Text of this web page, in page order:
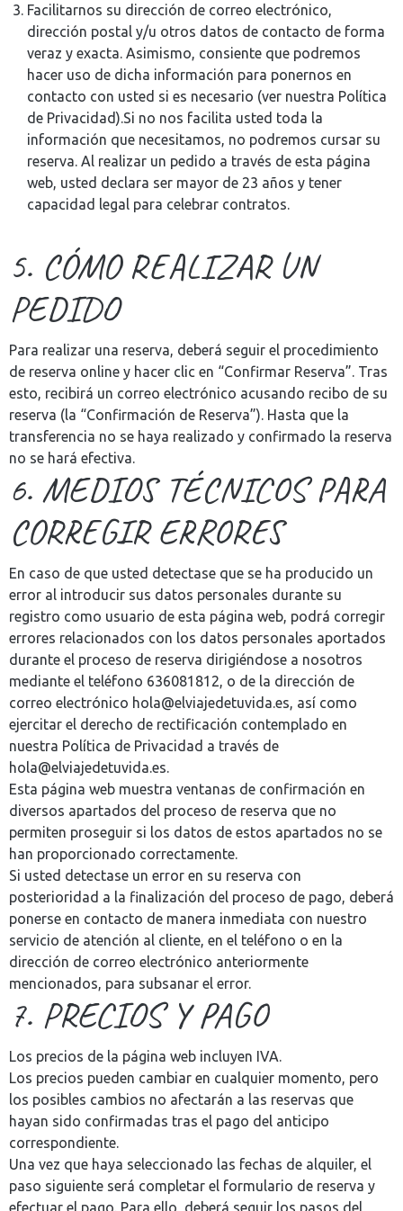
Facilitarnos su dirección de correo electrónico,
dirección postal y/u otros datos de contacto de forma
veraz y exacta. Asimismo, consiente que podremos
hacer uso de dicha información para ponernos en
contacto con usted si es necesario (ver nuestra Política
de Privacidad).Si no nos facilita usted toda la
información que necesitamos, no podremos cursar su
reserva. Al realizar un pedido a través de esta página
web, usted declara ser mayor de 23 años y tener
capacidad legal para celebrar contratos.
5. CÓMO REALIZAR UN
PEDIDO
Para realizar una reserva, deberá seguir el procedimiento
de reserva online y hacer clic en “Confirmar Reserva”. Tras
esto, recibirá un correo electrónico acusando recibo de su
reserva (la “Confirmación de Reserva”). Hasta que la
transferencia no se haya realizado y confirmado la reserva
no se hará efectiva.
6. MEDIOS TÉCNICOS PARA
CORREGIR ERRORES
En caso de que usted detectase que se ha producido un
error al introducir sus datos personales durante su
registro como usuario de esta página web, podrá corregir
errores relacionados con los datos personales aportados
durante el proceso de reserva dirigiéndose a nosotros
mediante el teléfono 636081812, o de la dirección de
correo electrónico hola@elviajedetuvida.es, así como
ejercitar el derecho de rectificación contemplado en
nuestra Política de Privacidad a través de
hola@elviajedetuvida.es.
Esta página web muestra ventanas de confirmación en
diversos apartados del proceso de reserva que no
permiten proseguir si los datos de estos apartados no se
han proporcionado correctamente.
Si usted detectase un error en su reserva con
posterioridad a la finalización del proceso de pago, deberá
ponerse en contacto de manera inmediata con nuestro
servicio de atención al cliente, en el teléfono o en la
dirección de correo electrónico anteriormente
mencionados, para subsanar el error.
7. PRECIOS Y PAGO
Los precios de la página web incluyen IVA.
Los precios pueden cambiar en cualquier momento, pero
los posibles cambios no afectarán a las reservas que
hayan sido confirmadas tras el pago del anticipo
correspondiente.
Una vez que haya seleccionado las fechas de alquiler, el
paso siguiente será completar el formulario de reserva y
efectuar el pago. Para ello, deberá seguir los pasos del